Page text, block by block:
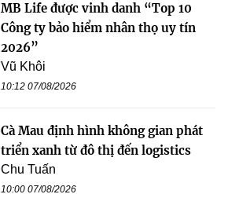
MB Life được vinh danh “Top 10
Công ty bảo hiểm nhân thọ uy tín
2026”
Vũ Khôi
10:12 07/08/2026
Cà Mau định hình không gian phát
triển xanh từ đô thị đến logistics
Chu Tuấn
10:00 07/08/2026